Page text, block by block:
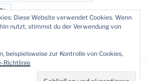
Stolz präsentiert von WordPress
Diese Website verwendet Cookies. Wenn
nutzt, stimmst du der Verwendung von
beispielsweise zur Kontrolle von Cookies,
Richtlinie